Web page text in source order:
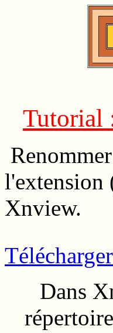
Tutorial
l'extension
Xnview.
Dans